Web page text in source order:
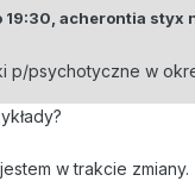
acherontia styx
p/psychotyczne w
w trakcie